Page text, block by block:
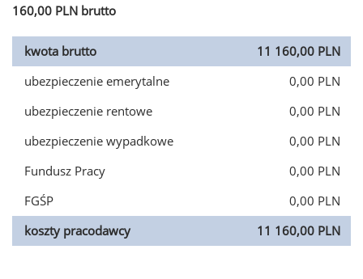
160,00 PLN brutto
kwota brutto
11 160,00 PLN
ubezpieczenie emerytalne
0,00 PLN
ubezpieczenie rentowe
0,00 PLN
ubezpieczenie wypadkowe
0,00 PLN
Fundusz Pracy
0,00 PLN
FGŚP
0,00 PLN
koszty pracodawcy
11 160,00 PLN